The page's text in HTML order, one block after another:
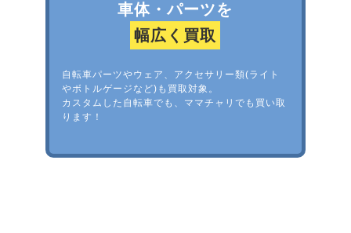
車体・パーツを
幅広く買取
自転車パーツやウェア、アクセサリー類(ライト
やボトルゲージなど)も買取対象。
カスタムした自転車でも、ママチャリでも買い取
ります！